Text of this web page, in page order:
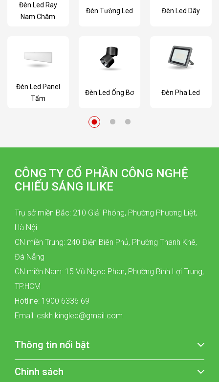
Đèn Led Ray
Nam Châm
Đèn Tường Led Đèn Led Dây
Đèn Led Panel
Tấm
Đèn Led Ống Bơ Đèn Pha Led
CÔNG TY CỔ PHẦN CÔNG NGHỆ
CHIẾU SÁNG ILIKE
Trụ sở miền Bắc: 210 Giải Phóng, Phường Phương Liệt,
Hà Nội
CN miền Trung: 240 Điện Biên Phủ, Phường Thanh Khê,
Đà Nẵng
CN miền Nam: 15 Vũ Ngọc Phan, Phường Bình Lợi Trung,
TP.HCM
Hotline: 1900 6336 69
Email: cskh.kingled@gmail.com
Thông tin nổi bật
Chính sách